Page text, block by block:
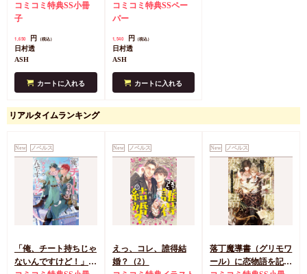
コミコミ特典SS小冊
子
1,650 円 （税込）
日村透
ASH
カートに入れる
コミコミ特典SSペー
パー
1,540 円 （税込）
日村透
ASH
カートに入れる
リアルタイムランキング
New ノベルス
「俺、チート持ちじゃ
ないんですけど！」北
New ノベルス
えっ、コレ、誰得結
婚？（2）
New ノベルス
落丁魔導書（グリモワ
ール）に恋物語を記す